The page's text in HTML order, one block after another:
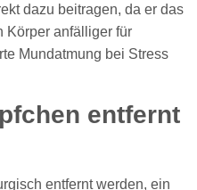
dazu beitragen, da er das
Körper anfälliger für
Mundatmung bei Stress
entfernt
entfernt werden, ein